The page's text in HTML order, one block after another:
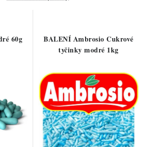
60g
BALENÍ Ambrosio Cukrové
tyčinky modré 1kg